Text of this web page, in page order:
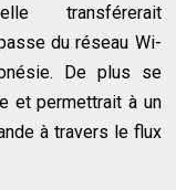
transférerait
du réseau Wi-
De plus se
et permettrait à un
à travers le flux